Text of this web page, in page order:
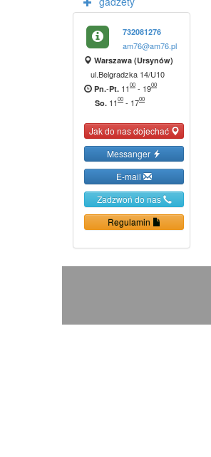
732081276
am76@am76.pl
Warszawa (Ursynów)
ul.Belgradzka 14/U10
Pn.-Pt. 1100 - 1900
So. 1100 - 1700
Jak do nas dojechać
Messanger
E-mail
Zadzwoń do nas
Regulamin